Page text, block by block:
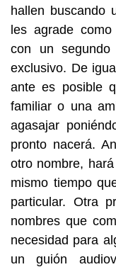
hallen buscando
les agrade
con un
exclusivo. De
ante es posible
familiar o una
agasajar
pronto nacerá.
otro nombre,
mismo tiempo
particular. Otra
nombres que
necesidad para
un guión